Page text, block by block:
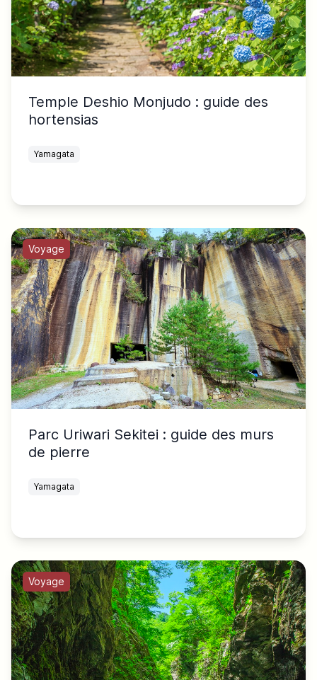
Temple Deshio Monjudo : guide des
hortensias
Yamagata
Voyage
Parc Uriwari Sekitei : guide des murs
de pierre
Yamagata
Voyage